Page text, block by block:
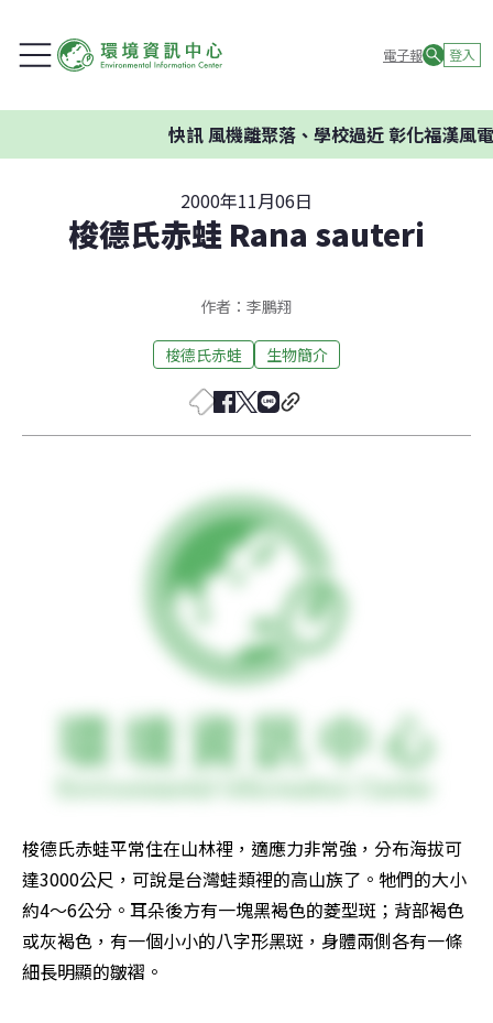
電子報 登入
快訊風機離聚落、學校過近 彰化福漢風電
2000年11月06日
梭德氏赤蛙 Rana sauteri
作者：李鵬翔
梭德氏赤蛙 生物簡介
梭德氏赤蛙平常住在山林裡，適應力非常強，分布海拔可
達3000公尺，可說是台灣蛙類裡的高山族了。牠們的大小
約4～6公分。耳朵後方有一塊黑褐色的菱型斑；背部褐色
或灰褐色，有一個小小的八字形黑斑，身體兩側各有一條
細長明顯的皺褶。